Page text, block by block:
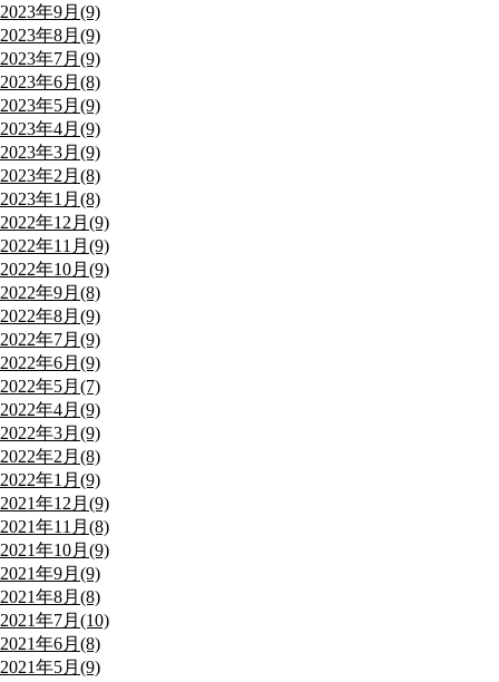
2023年9月(9)
2023年8月(9)
2023年7月(9)
2023年6月(8)
2023年5月(9)
2023年4月(9)
2023年3月(9)
2023年2月(8)
2023年1月(8)
2022年12月(9)
2022年11月(9)
2022年10月(9)
2022年9月(8)
2022年8月(9)
2022年7月(9)
2022年6月(9)
2022年5月(7)
2022年4月(9)
2022年3月(9)
2022年2月(8)
2022年1月(9)
2021年12月(9)
2021年11月(8)
2021年10月(9)
2021年9月(9)
2021年8月(8)
2021年7月(10)
2021年6月(8)
2021年5月(9)